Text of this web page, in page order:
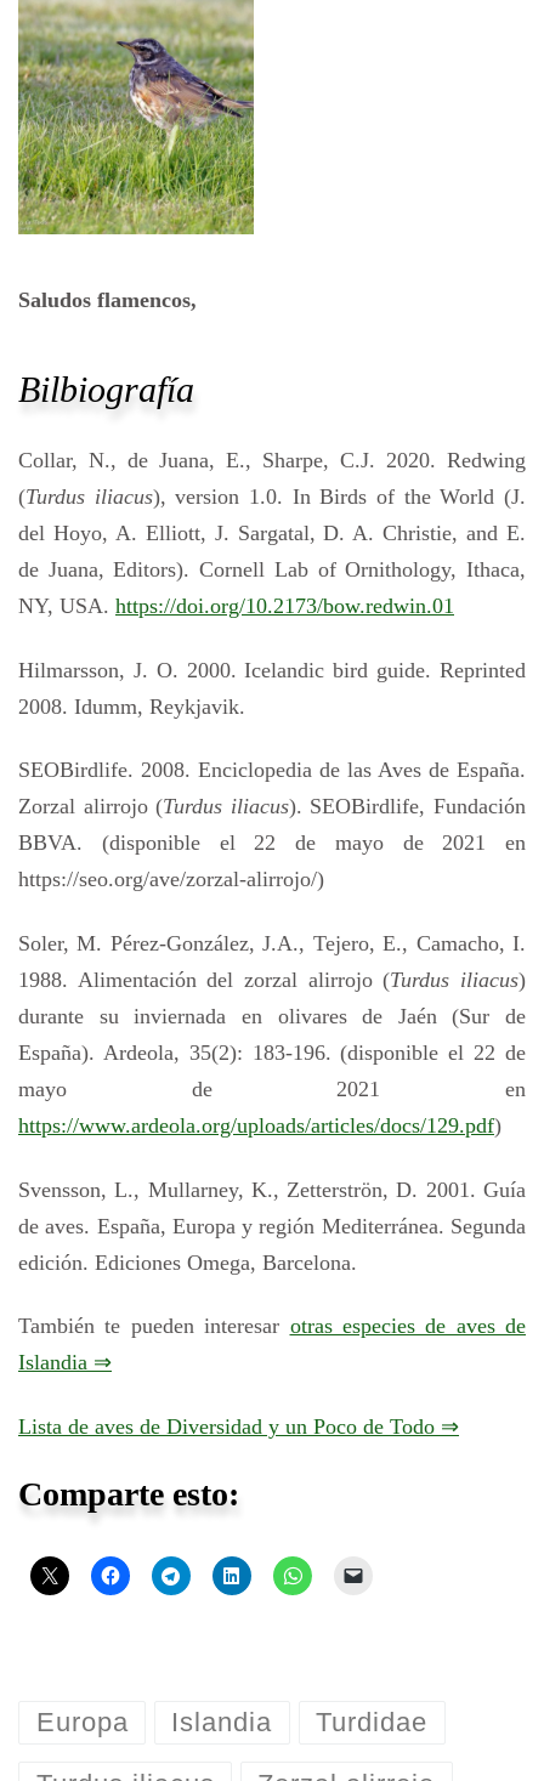
Saludos flamencos,
Bilbiografía
Collar, N., de Juana, E., Sharpe, C.J. 2020. Redwing
(Turdus iliacus), version 1.0. In Birds of the World (J.
del Hoyo, A. Elliott, J. Sargatal, D. A. Christie, and E.
de Juana, Editors). Cornell Lab of Ornithology, Ithaca,
NY, USA. https://doi.org/10.2173/bow.redwin.01
Hilmarsson, J. O. 2000. Icelandic bird guide. Reprinted
2008. Idumm, Reykjavik.
SEOBirdlife. 2008. Enciclopedia de las Aves de España.
Zorzal alirrojo (Turdus iliacus). SEOBirdlife, Fundación
BBVA. (disponible el 22 de mayo de 2021 en
https://seo.org/ave/zorzal-alirrojo/)
Soler, M. Pérez-González, J.A., Tejero, E., Camacho, I.
1988. Alimentación del zorzal alirrojo (Turdus iliacus)
durante su inviernada en olivares de Jaén (Sur de
España). Ardeola, 35(2): 183-196. (disponible el 22 de
mayo de 2021 en
https://www.ardeola.org/uploads/articles/docs/129.pdf)
Svensson, L., Mullarney, K., Zetterströn, D. 2001. Guía
de aves. España, Europa y región Mediterránea. Segunda
edición. Ediciones Omega, Barcelona.
También te pueden interesar otras especies de aves de
Islandia ⇒
Lista de aves de Diversidad y un Poco de Todo ⇒
Comparte esto:
Europa Islandia Turdidae